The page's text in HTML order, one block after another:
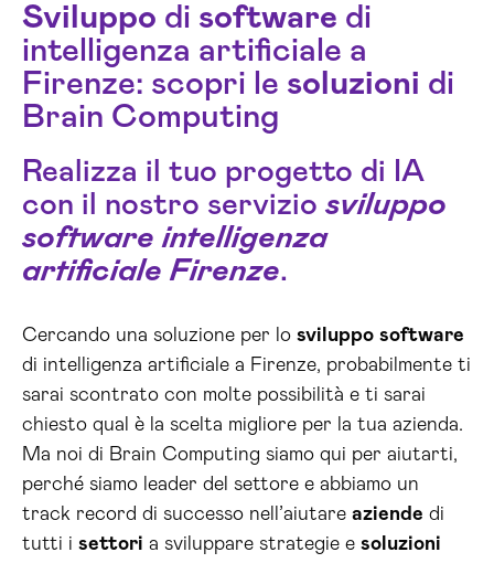
Sviluppo di software di
intelligenza artificiale a
Firenze: scopri le soluzioni di
Brain Computing
Realizza il tuo progetto di IA
con il nostro servizio sviluppo
software intelligenza
artificiale Firenze.
Cercando una soluzione per lo sviluppo software
di intelligenza artificiale a Firenze, probabilmente ti
sarai scontrato con molte possibilità e ti sarai
chiesto qual è la scelta migliore per la tua azienda.
Ma noi di Brain Computing siamo qui per aiutarti,
perché siamo leader del settore e abbiamo un
track record di successo nell’aiutare aziende di
tutti i settori a sviluppare strategie e soluzioni